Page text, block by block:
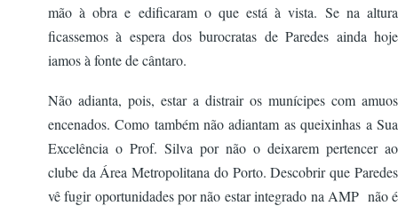
mão à obra e edificaram o que está à vista. Se na altura
ficassemos à espera dos burocratas de Paredes ainda hoje
iamos à fonte de cântaro.
Não adianta, pois, estar a distrair os munícipes com amuos
encenados. Como também não adiantam as queixinhas a Sua
Excelência o Prof. Silva por não o deixarem pertencer ao
clube da Área Metropolitana do Porto. Descobrir que Paredes
vê fugir oportunidades por não estar integrado na AMP não é